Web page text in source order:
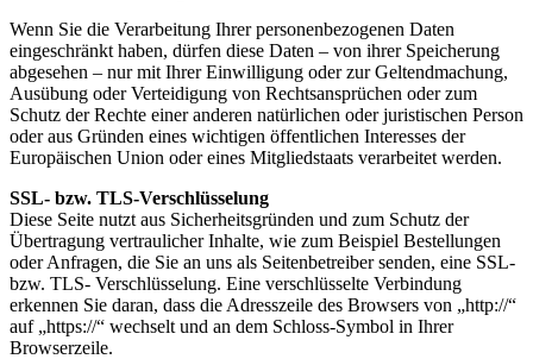
Wenn Sie die Verarbeitung Ihrer personenbezogenen Daten
eingeschränkt haben, dürfen diese Daten – von ihrer Speicherung
abgesehen – nur mit Ihrer Einwilligung oder zur Geltendmachung,
Ausübung oder Verteidigung von Rechtsansprüchen oder zum
Schutz der Rechte einer anderen natürlichen oder juristischen Person
oder aus Gründen eines wichtigen öffentlichen Interesses der
Europäischen Union oder eines Mitgliedstaats verarbeitet werden.
SSL- bzw. TLS-Verschlüsselung
Diese Seite nutzt aus Sicherheitsgründen und zum Schutz der
Übertragung vertraulicher Inhalte, wie zum Beispiel Bestellungen
oder Anfragen, die Sie an uns als Seitenbetreiber senden, eine SSL-
bzw. TLS- Verschlüsselung. Eine verschlüsselte Verbindung
erkennen Sie daran, dass die Adresszeile des Browsers von „http://“
auf „https://“ wechselt und an dem Schloss-Symbol in Ihrer
Browserzeile.